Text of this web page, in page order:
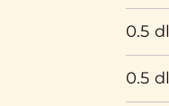
0.5 dl
0.5 dl